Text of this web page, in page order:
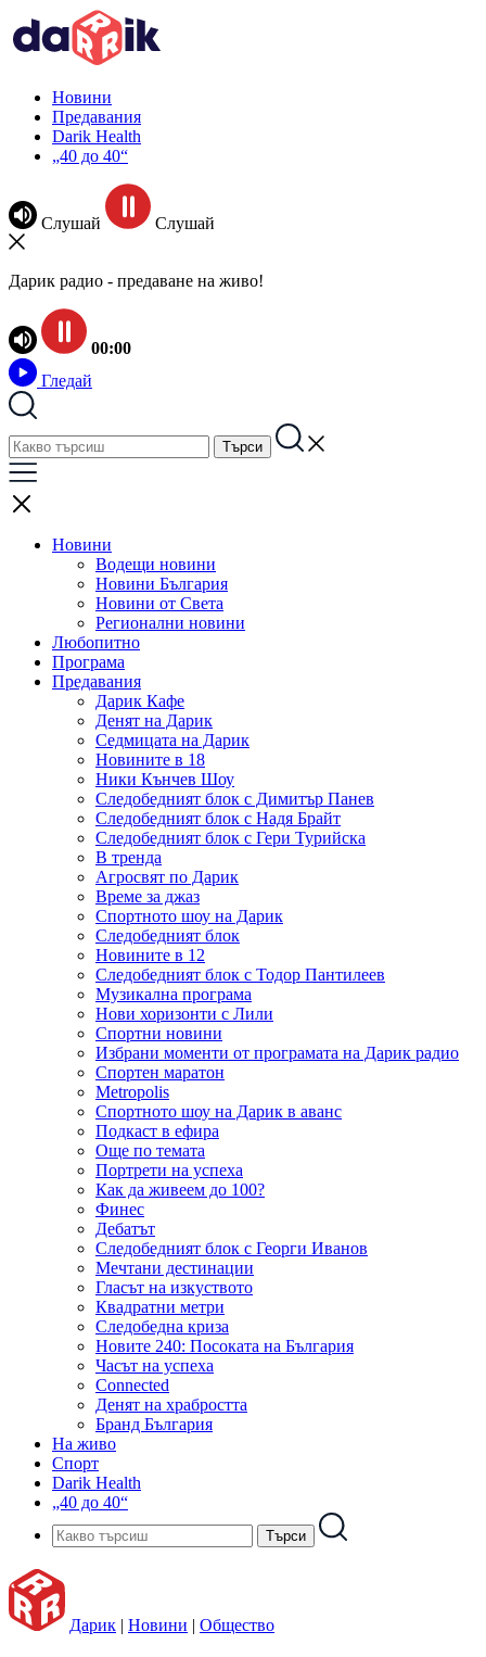
Новини
Предавания
Darik Health
„40 до 40“
Слушай Слушай
Дарик радио - предаване на живо!
00:00
Гледай
Новини
Водещи новини
Новини България
Новини от Света
Регионални новини
Любопитно
Програма
Предавания
Дарик Кафе
Денят на Дарик
Седмицата на Дарик
Новините в 18
Ники Кънчев Шоу
Следобедният блок с Димитър Панев
Следобедният блок с Надя Брайт
Следобедният блок с Гери Турийска
В тренда
Агросвят по Дарик
Време за джаз
Спортното шоу на Дарик
Следобедният блок
Новините в 12
Следобедният блок с Тодор Пантилеев
Музикална програма
Нови хоризонти с Лили
Спортни новини
Избрани моменти от програмата на Дарик радио
Спортен маратон
Metropolis
Спортното шоу на Дарик в аванс
Подкаст в ефира
Още по темата
Портрети на успеха
Как да живеем до 100?
Финес
Дебатът
Следобедният блок с Георги Иванов
Мечтани дестинации
Гласът на изкуството
Квадратни метри
Следобедна криза
Новите 240: Посоката на България
Часът на успеха
Connected
Денят на храбростта
Бранд България
На живо
Спорт
Darik Health
„40 до 40“
Дарик | Новини | Общество